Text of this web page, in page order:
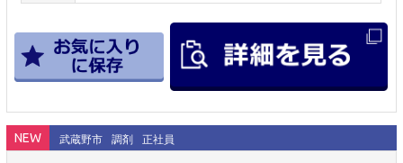
NEW 武蔵野市 調剤 正社員